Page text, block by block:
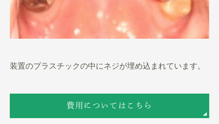
装置のプラスチックの中にネジが埋め込まれています。
費用についてはこちら